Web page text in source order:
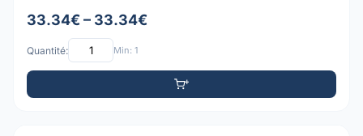
33.34€ – 33.34€
Quantité: Min: 1